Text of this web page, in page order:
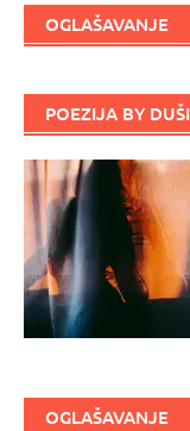
OGLAŠAVANJE
POEZIJA BY
OGLAŠAVANJE